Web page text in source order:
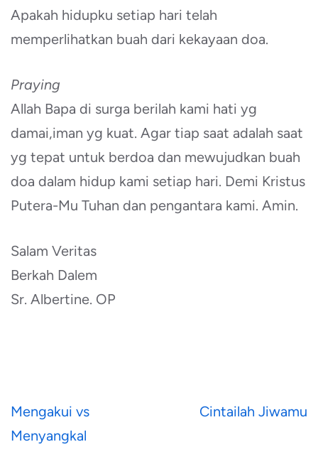
Apakah hidupku setiap hari telah
memperlihatkan buah dari kekayaan doa.
Praying
Allah Bapa di surga berilah kami hati yg
damai,iman yg kuat. Agar tiap saat adalah saat
yg tepat untuk berdoa dan mewujudkan buah
doa dalam hidup kami setiap hari. Demi Kristus
Putera-Mu Tuhan dan pengantara kami. Amin.
Salam Veritas
Berkah Dalem
Sr. Albertine. OP
Navigasi
pos
Mengakui vs
Menyangkal
Cintailah Jiwamu